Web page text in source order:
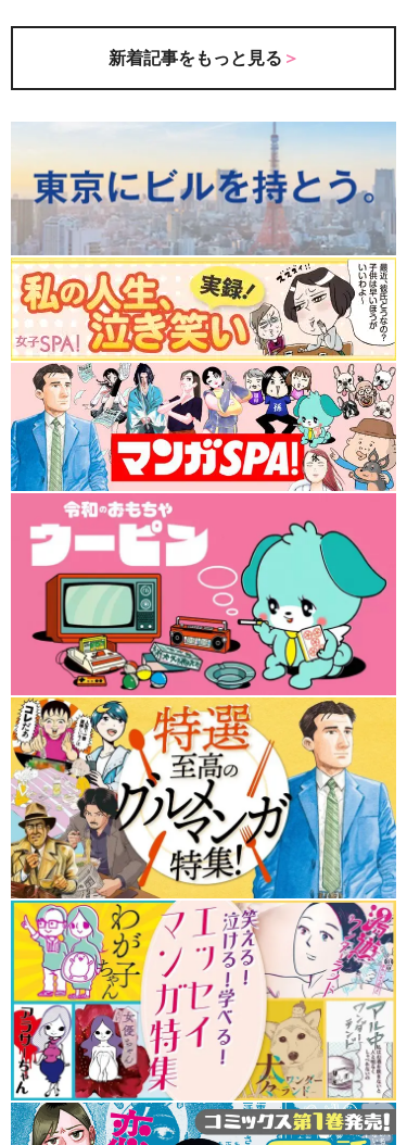
新着記事をもっと見る